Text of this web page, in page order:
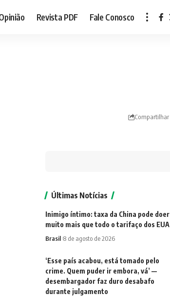
Revista PDF Fale Conosco
Compartilhar
Últimas Notícias
Inimigo íntimo: taxa da China pode doer
muito mais que todo o tarifaço dos EUA
Brasil 8 de agosto de 2026
‘Esse país acabou, está tomado pelo
crime. Quem puder ir embora, vá’ —
desembargador faz duro desabafo
durante julgamento